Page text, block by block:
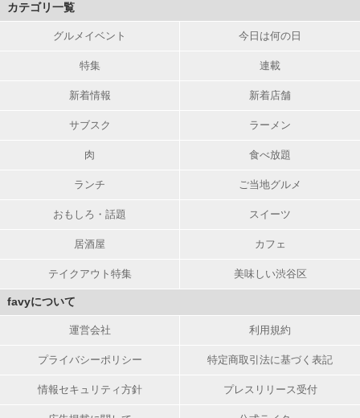
カテゴリ一覧
グルメイベント 今日は何の日
特集 連載
新着情報 新着店舗
サブスク ラーメン
肉 食べ放題
ランチ ご当地グルメ
おもしろ・話題 スイーツ
居酒屋 カフェ
テイクアウト特集 美味しい渋谷区
favyについて
運営会社 利用規約
プライバシーポリシー 特定商取引法に基づく表記
情報セキュリティ方針 プレスリリース受付